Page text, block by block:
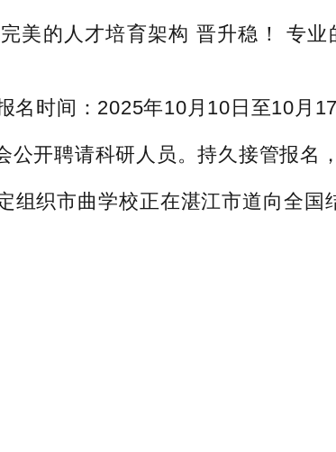
的人才培育架构 晋升稳！ 专业
时间：2025年10月10日至10月17
聘请科研人员。持久接管报名
织市曲学校正在湛江市道向全国